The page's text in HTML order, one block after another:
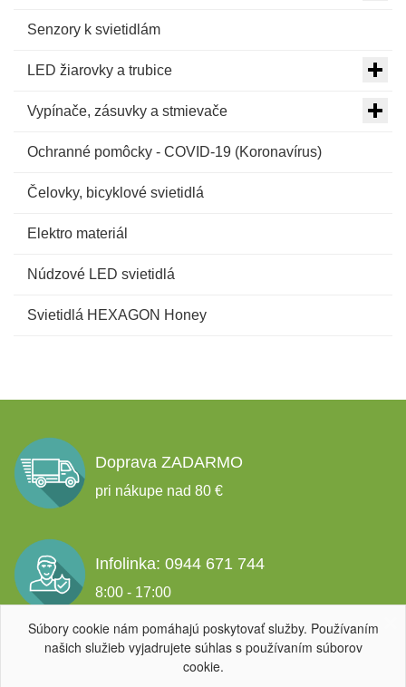
Senzory k svietidlám
LED žiarovky a trubice
Vypínače, zásuvky a stmievače
Ochranné pomôcky - COVID-19 (Koronavírus)
Čelovky, bicyklové svietidlá
Elektro materiál
Núdzové LED svietidlá
Svietidlá HEXAGON Honey
Doprava ZADARMO
pri nákupe nad 80 €
Infolinka: 0944 671 744
8:00 - 17:00
Garancia spokojnosti
Súbory cookie nám pomáhajú poskytovať služby. Používaním
našich služieb vyjadrujete súhlas s používaním súborov
cookie.